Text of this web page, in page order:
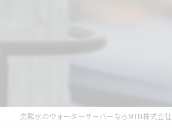
炭酸水のウォーターサーバーならMTN株式会社